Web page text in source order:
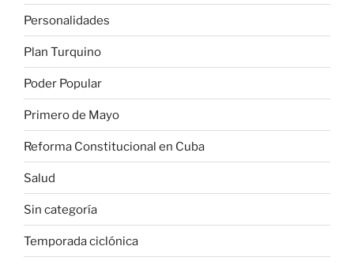
Personalidades
Plan Turquino
Poder Popular
Primero de Mayo
Reforma Constitucional en Cuba
Salud
Sin categoría
Temporada ciclónica